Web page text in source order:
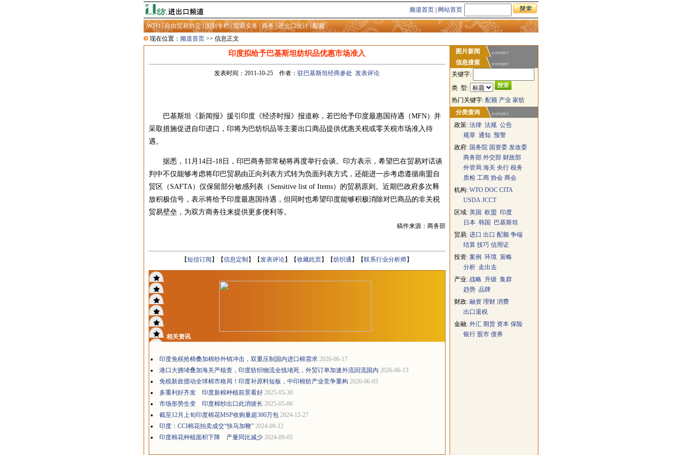
频道首页 网站首页
WTO|自由贸易协定|国别专栏|贸易实务 商务|进出口统计|配额
现在位置： 频道首页 >> 信息正文
印度拟给予巴基斯坦纺织品优惠市场准入
发表时间：2011-10-25 作者： 驻巴基斯坦经商参处 发表评论
巴基斯坦《新闻报》援引印度《经济时报》报道称，若巴给予印度最惠国待遇（MFN）并
采取措施促进自印进口，印将为巴纺织品等主要出口商品提供优惠关税或零关税市场准入待
遇。
据悉，11月14日-18日，印巴商务部常秘将再度举行会谈。印方表示，希望巴在贸易对话谈
判中不仅能够考虑将印巴贸易由正向列表方式转为负面列表方式，还能进一步考虑遵循南盟自
贸区（SAFTA）仅保留部分敏感列表（Sensitive list of Items）的贸易原则。近期巴政府多次释
放积极信号，表示将给予印度最惠国待遇，但同时也希望印度能够积极消除对巴商品的非关税
贸易壁垒，为双方商务往来提供更多便利等。
稿件来源：商务部
【短信订阅 】【信息定制 】【发表评论】【收藏此页】【纺织通 】【联系行业分析师】
相关资讯
印度免税抢棉叠加棉纱外销冲击，双重压制国内进口棉需求 2026-06-17
港口大拥堵叠加海关严核查，印度纺织物流全线堵死，外贸订单加速外流回流国内 2026-06-13
免税新政搅动全球棉市格局！印度补原料短板，中印棉纺产业竞争重构 2026-06-03
多重利好齐发 印度新棉种植前景看好 2025-05-30
市场形势生变 印度棉纱出口此消彼长 2025-05-06
截至12月上旬印度棉花MSP收购量超300万包 2024-12-27
印度：CCI棉花拍卖成交“快马加鞭” 2024-09-12
印度棉花种植面积下降 产量同比减少 2024-09-05
图片新闻
信息搜索
关键字:
类 型:
热门关键字: 配额 产业 家纺
分类查询
政策: 法律 法规 公告
规章 通知 预警
政府: 国务院 国资委 发改委
商务部 外交部 财政部
外管局 海关 央行 税务
质检 工商 协会 商会
机构: WTO DOC CITA
USDA JCCT
区域: 美国 欧盟 印度
日本 韩国
巴基斯坦
贸易: 进口 出口 配额 争端
结算 技巧 信用证
投资: 案例 环境 策略
分析 走出去
产业: 战略 升级 集群
趋势 品牌
财政: 融资 理财 消费
出口退税
金融: 外汇 期货 资本 保险
银行 股市 债券